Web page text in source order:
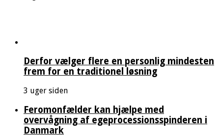
Derfor vælger flere en personlig mindesten
frem for en traditionel løsning
3 uger siden
Feromonfælder kan hjælpe med
overvågning af egeprocessionsspinderen i
Danmark